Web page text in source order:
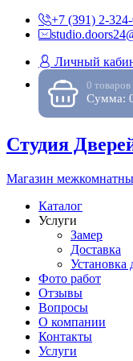
+7 (391) 2-
Личный
0 товаров
Сумма:
Студия
Магазин
Каталог
Услуги
Замер
Доставка
Установка
Фото работ
Отзывы
Вопросы
О компании
Контакты
Услуги